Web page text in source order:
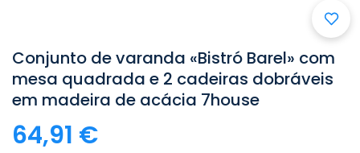
Conjunto de varanda «Bistró Barel» com
mesa quadrada e 2 cadeiras dobráveis
em madeira de acácia 7house
64,91 €